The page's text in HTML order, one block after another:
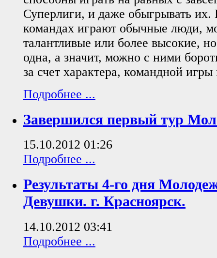
Суперлиги, и даже обыгрывать
командах играют обычные люди,
талантливые или более высокие,
одна, а значит, можно с ними
за счет характера, командной
Подробнее ...
Завершился первый тур
15.10.2012 01:26
Подробнее ...
Результаты 4-го дня
Девушки. г. Красноярск.
14.10.2012 03:41
Подробнее ...